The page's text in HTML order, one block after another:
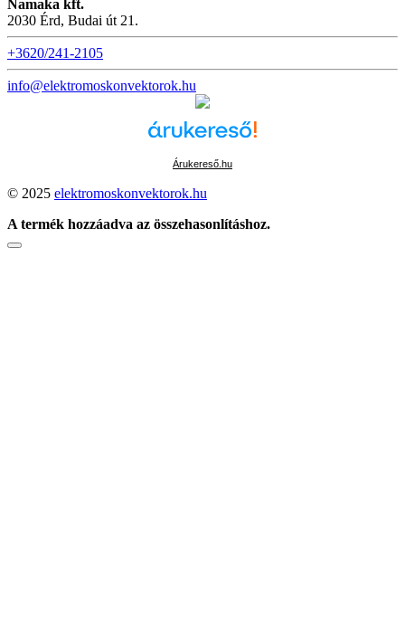
Namaka kft.
2030 Érd, Budai út 21.
+3620/241-2105
info@elektromoskonvektorok.hu
Árukereső.hu
© 2025 elektromoskonvektorok.hu
A termék hozzáadva az összehasonlításhoz.